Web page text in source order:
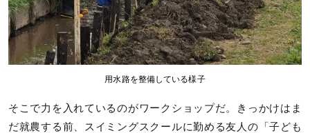
用水路を整備している様子
そこで力を入れているのがワークショップだ。きっかけはま
だ就農する前、スイミングスクールに勤める友人の「子ども